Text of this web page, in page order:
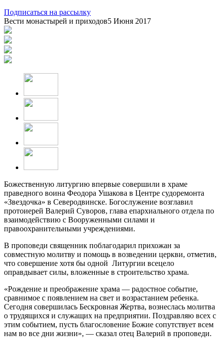
Подписаться на рассылку
Вести монастырей и приходов5 Июня 2017
Божественную литургию впервые совершили в храме
праведного воина Феодора Ушакова в Центре судоремонта
«Звездочка» в Северодвинске. Богослужение возглавил
протоиерей Валерий Суворов, глава епархиального отдела по
взаимодействию с Вооруженными силами и
правоохранительными учреждениями.
В проповеди священник поблагодарил прихожан за
совместную молитву и помощь в возведении церкви, отметив,
что совершение хотя бы одной Литургии всецело
оправдывает силы, вложенные в строительство храма.
«Рождение и преображение храма — радостное событие,
сравнимое с появлением на свет и возрастанием ребенка.
Сегодня совершилась Бескровная Жертва, вознеслась молитва
о трудящихся и служащих на предприятии. Поздравляю всех с
этим событием, пусть благословение Божие сопутствует всем
нам во все дни жизни», — сказал отец Валерий в проповеди.